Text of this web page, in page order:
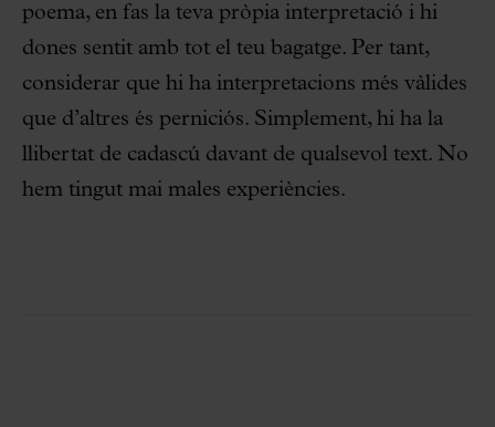
poema, en fas la teva pròpia interpretació i hi
dones sentit amb tot el teu bagatge. Per tant,
considerar que hi ha interpretacions més vàlides
que d’altres és perniciós. Simplement, hi ha la
llibertat de cadascú davant de qualsevol text. No
hem tingut mai males experiències.